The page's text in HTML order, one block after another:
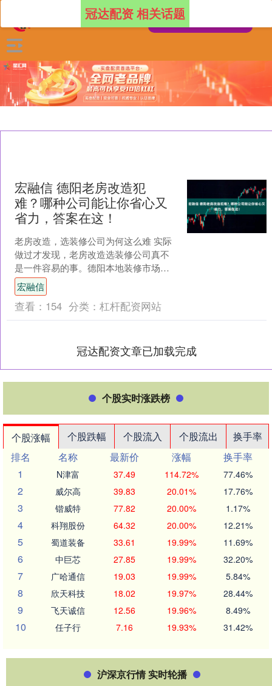
冠达配资 相关话题
宏融信 德阳老房改造犯
难？哪种公司能让你省心又
省力，答案在这！
老房改造，选装修公司为何这么难 实际
做过才发现，老房改造选装修公司真不
是一件容易的事。德阳本地装修市场鱼
龙混杂，各种信息铺天盖地。很多装修
公司的宣传都很诱人，什....
宏融信
查看： 154 分类： 杠杆配资网站
冠达配资文章已加载完成
个股实时涨跌榜
个股涨幅 个股跌幅 个股流入 个股流出
换手率
排名
名称 最新价 涨幅
换手率
1
N津富 37.49 114.72% 77.46%
2 威尔高 39.83 20.01% 17.76%
3 锴威特 77.82 20.00% 1.17%
4 科翔股份 64.32 20.00% 12.21%
5 蜀道装备 33.61 19.99% 11.69%
6 中巨芯 27.85 19.99% 32.20%
7 广哈通信 19.03 19.99% 5.84%
8 欣天科技 18.02 19.97% 28.44%
9 飞天诚信 12.56 19.96% 8.49%
10 任子行 7.16 19.93% 31.42%
沪深京行情 实时轮播